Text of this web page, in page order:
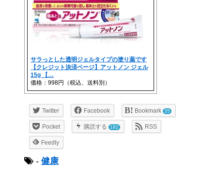
サラっとした透明ジェルタイプの塗り薬です
【クレジット決済ページ】アットノン ジェル
15g 【…
価格：998円（税込、送料別）
Twitter Facebook Bookmark 35
Pocket 購読する 182 RSS
Feedly
- 健康